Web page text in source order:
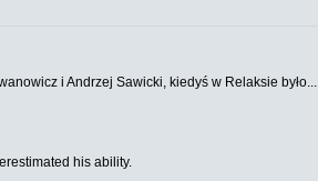
i Andrzej Sawicki, kiedyś w Relaksie było...
his ability.